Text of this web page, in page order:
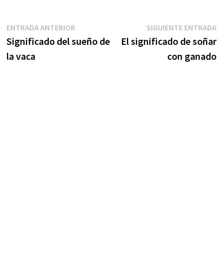
Navegación
de
ENTRADA ANTERIOREntrada
anterior:
Significado del sueño de
la vaca
SIGUIENTE ENTRADA
El significado de soñar
con ganado